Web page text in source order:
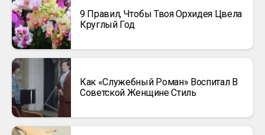
9 Правил, Чтобы Твоя Орхидея Цвела
Круглый Год
Как «Служебный Роман» Воспитал В
Советской Женщине Стиль